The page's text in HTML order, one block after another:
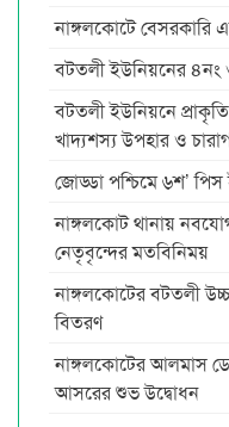
নাঙ্গলকোটে বেসরকারি
বটতলী ইউনিয়নের ৪নং
বটতলী ইউনিয়নে
খাদ্যশস্য উপহার ও
জোড্ডা পশ্চিমে ৬শ’
নাঙ্গলকোট থানায়
নেতৃবৃন্দের মতবিনিময়
নাঙ্গলকোটের বটতলী
বিতরণ
নাঙ্গলকোটের আলমাস
আসরের শুভ উদ্বোধন